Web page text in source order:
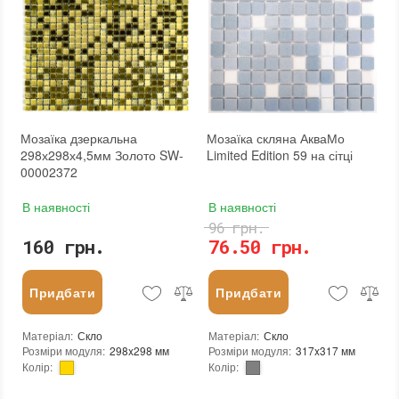
Товщина чіпа: 4.5 мм
Площа модуля: 0,088 м²
Країна виробника: Китай
Бренд: Sticker Wall
Колір виробника: Сріблястий
: новий
Товщина чіпа: 4.5 мм
Площа модуля: 0,088 м²
Країна виробника: Китай
Бренд: Sticker Wall
Колір виробника: Мідний
: новий
Мозаїка дзеркальна
298х298х4,5мм Золото SW-
00002372
В наявності
160 грн.
Придбати
Матеріал: Скло
Розміри модуля: 298x298 мм
Колір:
Мозаїка скляна АкваМо
Limited Edition 59 на сітці
В наявності
76.50 грн.
96 грн.
Придбати
Матеріал: Скло
Розміри модуля: 317x317 мм
Колір: